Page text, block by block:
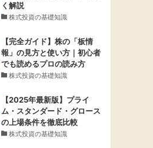
く解説
株式投資の基礎知識
【完全ガイド】株の「板情
報」の見方と使い方｜初心者
でも読めるプロの読み方
株式投資の基礎知識
【2025年最新版】プライ
ム・スタンダード・グロース
の上場条件を徹底比較
株式投資の基礎知識